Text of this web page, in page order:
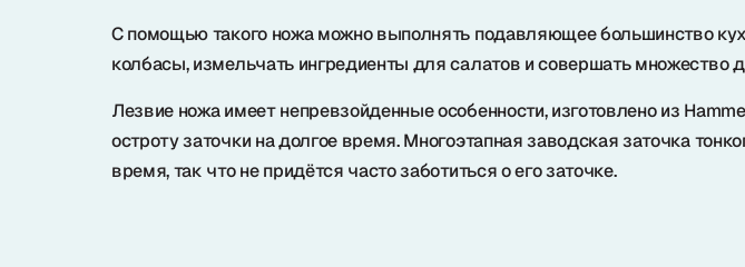
По вопросам качества
С помощью такого ножа можно выполнять подавляющее большинство
колбасы, измельчать ингредиенты для салатов и совершать множество
Лезвие ножа имеет непревзойденные особенности, изготовлено из
остроту заточки на долгое время. Многоэтапная заводская заточка
время, так что не придётся часто заботиться о его заточке.